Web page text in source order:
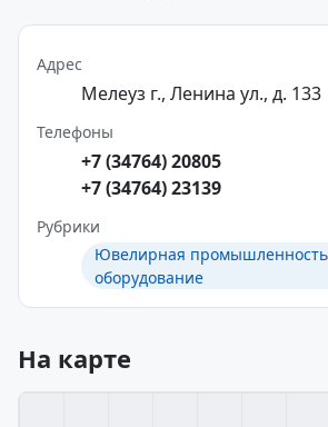
Адрес
Мелеуз г., Ленина ул., д. 133
Телефоны
+7 (34764) 20805
+7 (34764) 23139
Рубрики
Ювелирная
оборудование
На карте